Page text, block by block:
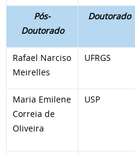
Pós-
Doutorado
Doutorado
Rafael Narciso
Meirelles
UFRGS
Maria Emilene
Correia de
Oliveira
USP